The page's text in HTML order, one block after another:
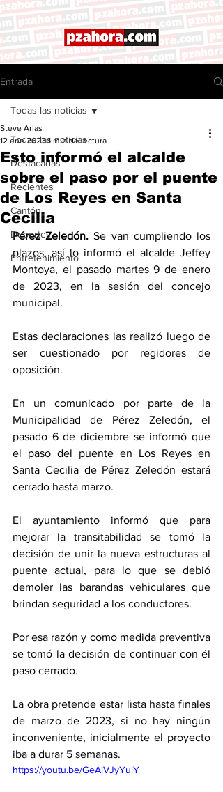
Entrada
Todas las noticias
Destacadas
Recientes
Cantón
Deportes
Entretenimiento
Todas las noticias
Esto informó el alcalde
sobre el paso por el puente
de Los Reyes en Santa
Cecilia
Steve Arias
12 ene 2023 1 min de lectura
Pérez Zeledón. Se van cumpliendo los
plazos, así lo informó el alcalde Jeffey
Montoya, el pasado martes 9 de enero
de 2023, en la sesión del concejo
municipal.
Estas declaraciones las realizó luego de
ser cuestionado por regidores de
oposición.
En un comunicado por parte de la
Municipalidad de Pérez Zeledón, el
pasado 6 de diciembre se informó que
el paso del puente en Los Reyes en
Santa Cecilia de Pérez Zeledón estará
cerrado hasta marzo.
El ayuntamiento informó que para
mejorar la transitabilidad se tomó la
decisión de unir la nueva estructuras al
puente actual, para lo que se debió
demoler las barandas vehiculares que
brindan seguridad a los conductores.
Por esa razón y como medida preventiva
se tomó la decisión de continuar con él
paso cerrado.
La obra pretende estar lista hasta finales
de marzo de 2023, si no hay ningún
inconveniente, inicialmente el proyecto
iba a durar 5 semanas.
https://youtu.be/GeAiVJyYuiY